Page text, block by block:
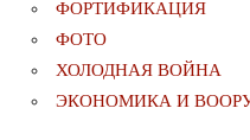
ФОРТИФИКАЦИЯ
ФОТО
ХОЛОДНАЯ ВОЙНА
ЭКОНОМИКА И